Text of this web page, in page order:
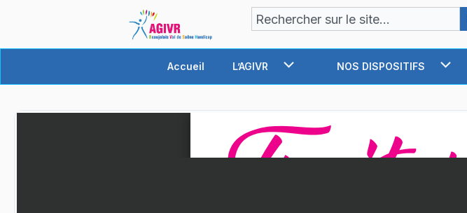
Rechercher
Accueil L’AGIVR NOS DISPOSITIFS